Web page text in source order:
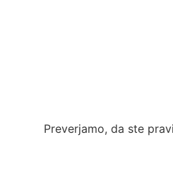
Preverjamo, da ste